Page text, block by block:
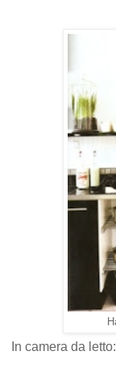
In camera da letto: